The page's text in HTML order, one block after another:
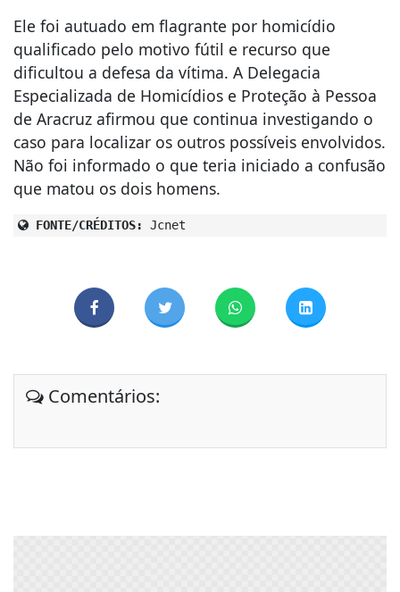
Ele foi autuado em flagrante por homicídio
qualificado pelo motivo fútil e recurso que
dificultou a defesa da vítima. A Delegacia
Especializada de Homicídios e Proteção à Pessoa
de Aracruz afirmou que continua investigando o
caso para localizar os outros possíveis envolvidos.
Não foi informado o que teria iniciado a confusão
que matou os dois homens.
FONTE/CRÉDITOS: Jcnet
Comentários: